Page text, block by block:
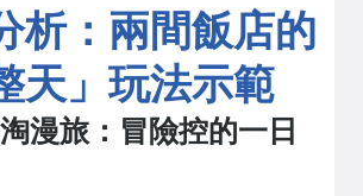
析：兩間飯店的
天」玩法示範
漫旅：冒險控的一日